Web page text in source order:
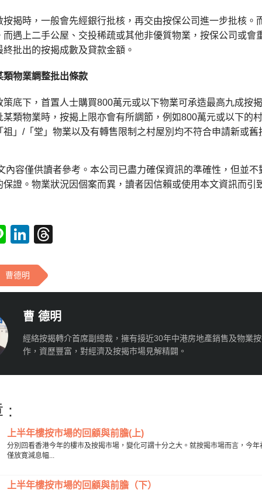
按揭時，一般會先經銀行批核，再交由按保公司進一步批核
而遇上二手公屋、交投稀疏或其他非優質物業，按保公司或
批出的按揭成數及貸款金額。
類物業調整批出條款
策底下，首置人士購買800萬元或以下物業可承造最高九成按
某類物業時，按揭上限亦會有所調節，例如800萬元或以下的
」/「堂」物業以及有轉售限制之村屋別均不符合申請新或舊
內容僅供讀者參考。本公司已盡力確保資訊的準確性，但並
保證。物業狀況因個案而異，讀者因信賴或使用本文資訊而引
LineLinkedIn
曹德明
曹 德明
經絡按揭轉介首席副總裁，擁有接近30年中港房地產銷售及物業
作，資歷豐富，對經濟及按揭市場見解精闢。
:
上半年樓按市場的回顧與前膽(上)
分別回看香港今年的樓市及按揭市場，變化可謂十分之大。就按揭市場而言，今
僅放寛減息幅...
上半年樓按市場的回顧與前膽（下）